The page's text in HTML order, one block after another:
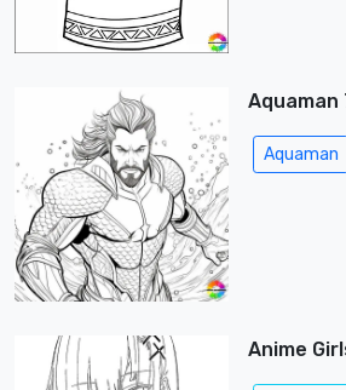
Aquaman
Aquaman
Anime